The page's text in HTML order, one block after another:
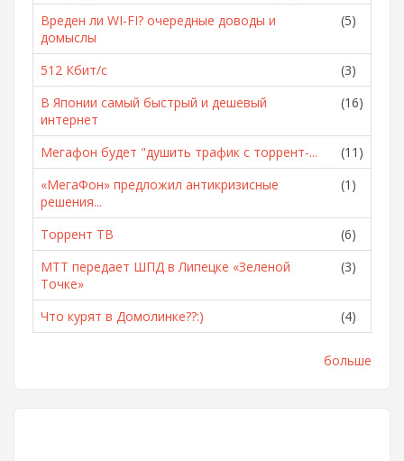
Вреден ли WI-FI? очередные доводы и
домыслы
(5)
512 Кбит/с
(3)
В Японии самый быстрый и дешевый
интернет
(16)
Мегафон будет "душить трафик с торрент-...
(11)
«МегаФон» предложил антикризисные
решения...
(1)
Торрент ТВ
(6)
МТТ передает ШПД в Липецке «Зеленой
Точке»
(3)
Что курят в Домолинке??:) (4)
больше